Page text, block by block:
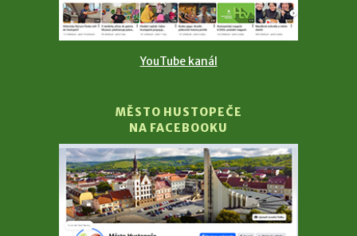
YouTube kanál
MĚSTO HUSTOPEČE
NA FACEBOOKU